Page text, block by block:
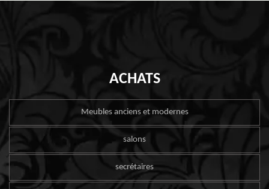
ACHATS
Meubles anciens et modernes
salons
secrétaires